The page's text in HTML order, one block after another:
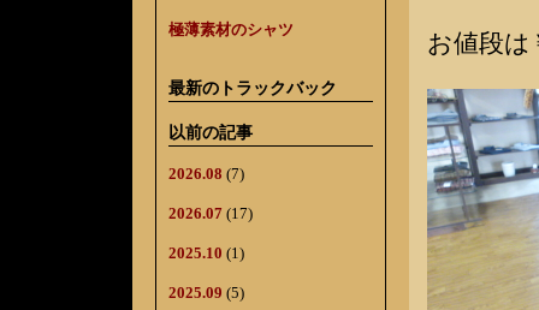
極薄素材のシャツ
最新のトラックバック
以前の記事
2026.08 (7)
2026.07 (17)
2025.10 (1)
2025.09 (5)
お値段は